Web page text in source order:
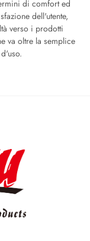
di comfort ed
dell'utente,
verso i prodotti
va oltre la semplice